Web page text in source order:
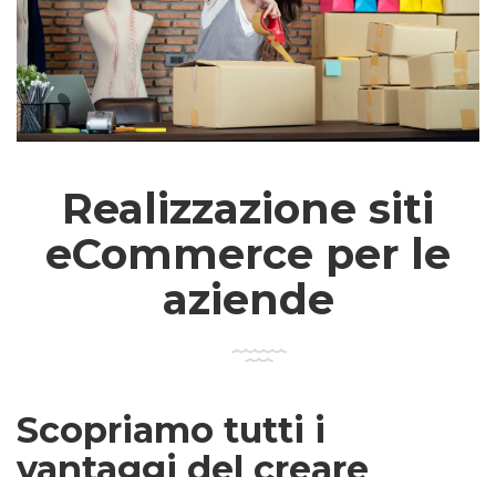
Realizzazione siti
eCommerce per le
aziende
Scopriamo tutti i